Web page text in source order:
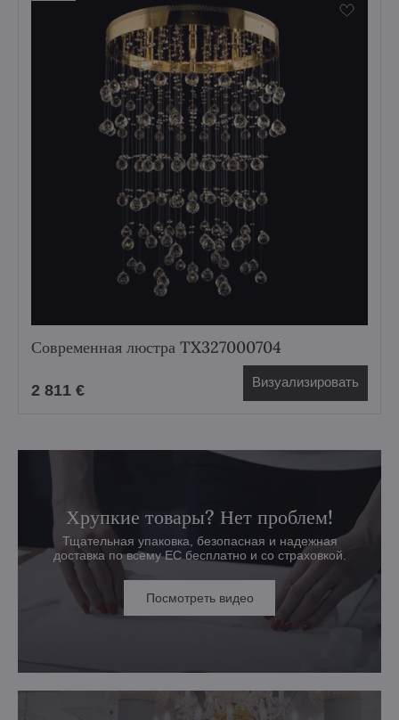
Современная люстра TX327000704
2 811 € Визуализировать
Хрупкие товары? Нет проблем!
Тщательная упаковка, безопасная и надежная
доставка по всему ЕС бесплатно и со страховкой.
Посмотреть видео